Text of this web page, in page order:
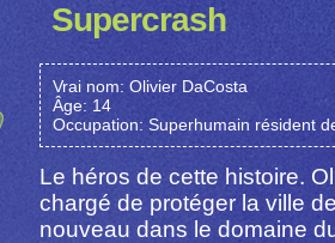
Supercrash
Vrai nom: Olivier DaCosta
Âge: 14
Occupation: Superhumain résident
Le héros de cette histoire.
chargé de protéger la ville
nouveau dans le domaine